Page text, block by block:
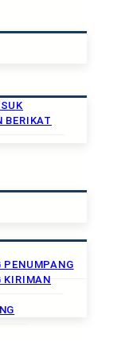
BERIKAT
PENUMPANG
KIRIMAN